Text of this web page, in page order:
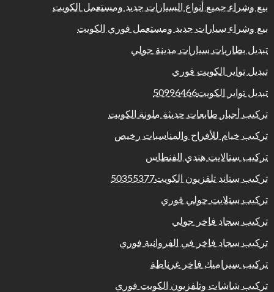
بيع وشراء جميع أنواع السيارات جديد ومستعمل الكويت
بيع وشراء سيارات جديد ومستعمل فوري الكويت
تبديل بطاريات سيارات مدينة حولي
تبديل تواير الكويت فوري
تبديل تواير الكويت50996466
تركيب أحبار طابعات حديثة ملونة الكويت
تركيب خيام للأفراح والمناسبات رخيص
تركيب ستالايت هندي الفنطاس
تركيب ستاند تلفزيون الكويت50355377
تركيب ستلايت حولي فوري
تركيب سجاد فاخر حولي
تركيب سجاد فاخر في الفروانية فوري
تركيب سيراميك فاخر غرناطة
تركيب شاشات وتلفزيون الكويت فوري